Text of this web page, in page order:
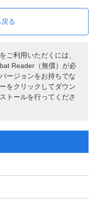
る
ご利用いただくには、
Reader（無償）が必
ージョンをお持ちでな
をクリックしてダウン
トールを行ってくださ